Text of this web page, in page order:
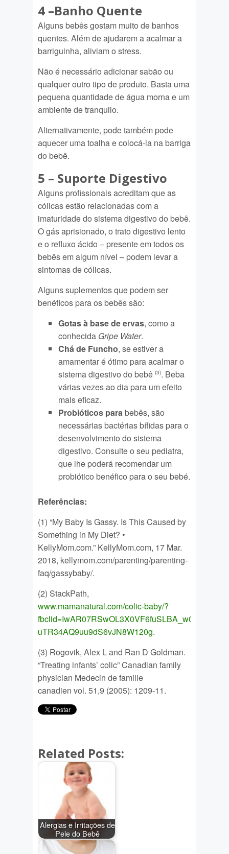
4 –Banho Quente
Alguns bebês gostam muito de banhos
quentes. Além de ajudarem a acalmar a
barriguinha, aliviam o stress.
Não é necessário adicionar sabão ou
qualquer outro tipo de produto. Basta uma
pequena quantidade de água morna e um
ambiente de tranquilo.
Alternativamente, pode também pode
aquecer uma toalha e colocá-la na barriga
do bebê.
5 – Suporte Digestivo
Alguns profissionais acreditam que as
cólicas estão relacionadas com a
imaturidade do sistema digestivo do bebê.
O gás aprisionado, o trato digestivo lento
e o refluxo ácido – presente em todos os
bebês em algum nível – podem levar a
sintomas de cólicas.
Alguns suplementos que podem ser
benéficos para os bebês são:
Gotas à base de ervas, como a
conhecida Gripe Water.
Chá de Funcho, se estiver a
amamentar é ótimo para acalmar o
sistema digestivo do bebê (3). Beba
várias vezes ao dia para um efeito
mais eficaz.
Probióticos para bebês, são
necessárias bactérias bífidas para o
desenvolvimento do sistema
digestivo. Consulte o seu pediatra,
que lhe poderá recomendar um
probiótico benéfico para o seu bebé.
Referências:
(1) “My Baby Is Gassy. Is This Caused by
Something in My Diet? •
KellyMom.com.” KellyMom.com, 17 Mar.
2018, kellymom.com/parenting/parenting-
faq/gassybaby/.
(2) StackPath,
www.mamanatural.com/colic-baby/?
uTR34AQ9uu9dS6vJN8W120g.
(3) Rogovik, Alex L and Ran D Goldman.
“Treating infants’ colic” Canadian family
physician Medecin de famille
canadien vol. 51,9 (2005): 1209-11.
Related Posts:
Alergias e Irritações de
Pele do Bebê